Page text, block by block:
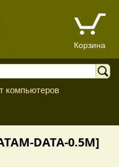
Корзина
компьютеров
DATA-0.5M]